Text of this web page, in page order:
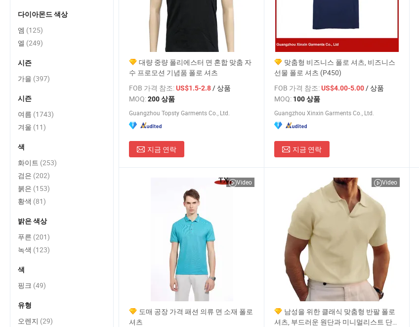
대량 중량 폴리에스터 면 혼합 맞춤 자
수 프로모션 기념품 폴로 셔츠
FOB 가격 참조:US$1.5-2.8/ 상품
MOQ:200 상품
Guangzhou Topsty Garments Co., Ltd.
지금 연락
맞춤형 비즈니스 폴로 셔츠, 비즈니스
선물 폴로 셔츠 (P450)
FOB 가격 참조:US$4.00-5.00/ 상품
MOQ: 100 상품
Guangzhou Xinxin Garments Co., Ltd.
지금 연락
Video
도매 공장 가격 패션 의류 면 소재 폴로
셔츠
Video
남성을 위한 클래식 맞춤형 반팔 폴로
셔츠, 부드러운 원단과 미니멀리스트 단색
다이아몬드 색상
엠 (125)
엘 (249)
시즌
가을 (397)
시즌
여름 (1743)
겨울 (11)
색
화이트 (253)
검은 (202)
붉은 (153)
황색 (81)
밝은 색상
푸른 (201)
녹색 (123)
색
핑크 (49)
유형
오렌지 (29)